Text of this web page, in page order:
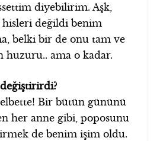
diyebilirim. Aşk,
hisleri değildi benim
belki bir de onu tam ve
huzuru.. ama o kadar.
Bir bütün gününü
her anne gibi, poposunu
de benim işim oldu.